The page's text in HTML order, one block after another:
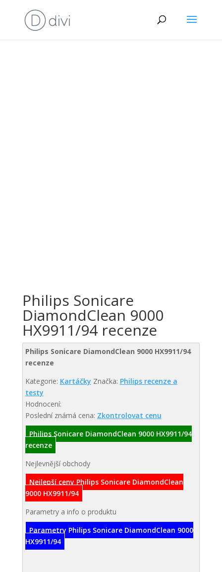
Philips Sonicare
DiamondClean 9000
HX9911/94 recenze
Philips Sonicare DiamondClean 9000 HX9911/94
recenze
Kategorie: Kartáčky Značka: Philips recenze a
testy
Hodnocení:
Poslední známá cena: Zkontrolovat cenu
Philips Sonicare DiamondClean 9000 HX9911/94
recenze
Nejlevnější obchody
Nejlepší ceny Philips Sonicare DiamondClean
9000 HX9911/94
Parametry a info o produktu
Parametry Philips Sonicare DiamondClean 9000
HX9911/94